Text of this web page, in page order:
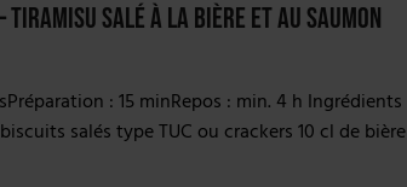
Tiramisu salé à la bière et au saumon
: 15 minRepos : min. 4 h Ingrédients
salés type TUC ou crackers 10 cl de bière